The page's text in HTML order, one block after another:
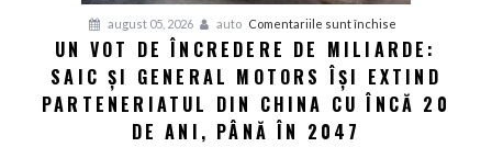
un
rezervor
august 05, 2026 auto Comentariile sunt închise
Un
vot
de
UN VOT DE ÎNCREDERE DE MILIARDE:
SAIC ȘI GENERAL MOTORS ÎȘI EXTIND
PARTENERIATUL DIN CHINA CU ÎNCĂ 20
DE ANI, PÂNĂ ÎN 2047